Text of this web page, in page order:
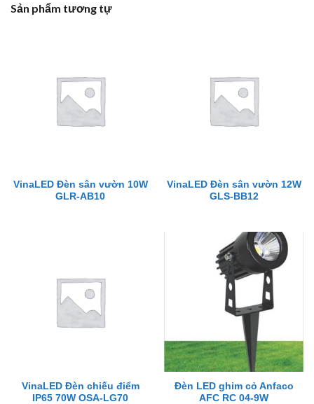
Sản phẩm tương tự
VinaLED Đèn sân vườn 10W
GLR-AB10
VinaLED Đèn sân vườn 12W
GLS-BB12
VinaLED Đèn chiếu điểm
IP65 70W OSA-LG70
Đèn LED ghim cỏ Anfaco
AFC RC 04-9W